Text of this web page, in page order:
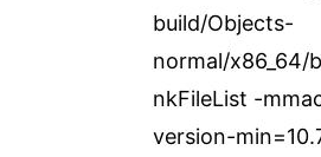
build/Objects-
normal/x86_64/
nkFileList -
version-